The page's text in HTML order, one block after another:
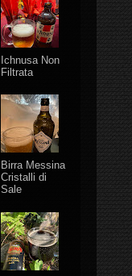
Ichnusa Non
Filtrata
Birra Messina
Cristalli di
Sale